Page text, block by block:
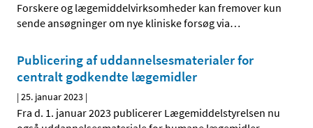
Forskere og lægemiddelvirksomheder kan fremover kun
sende ansøgninger om nye kliniske forsøg via…
Publicering af uddannelsesmaterialer for
centralt godkendte lægemidler
|25. januar 2023 |
Fra d. 1. januar 2023 publicerer Lægemiddelstyrelsen nu